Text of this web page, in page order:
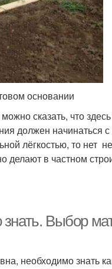
основании
сказать, что
должен начинаться
лёгкостью, то нет
в частном
Выбор
необходимо знать